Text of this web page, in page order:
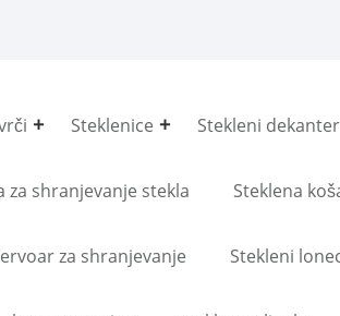
Steklenice Stekleni dekanter
za shranjevanje stekla Steklena
za shranjevanje Stekleni